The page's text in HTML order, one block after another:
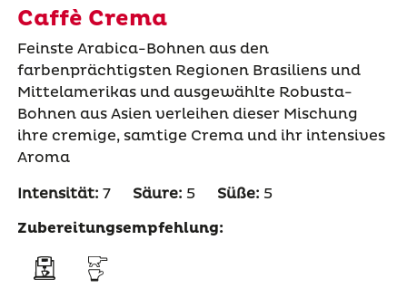
Caffè Crema
Feinste Arabica-Bohnen aus den
farbenprächtigsten Regionen Brasiliens und
Mittelamerikas und ausgewählte Robusta-
Bohnen aus Asien verleihen dieser Mischung
ihre cremige, samtige Crema und ihr intensives
Aroma
Intensität: 7 Säure: 5 Süße: 5
Zubereitungsempfehlung: